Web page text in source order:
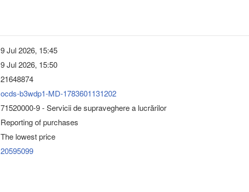
9 Jul 2026, 15:45
9 Jul 2026, 15:50
21648874
ocds-b3wdp1-MD-1783601131202
71520000-9 - Servicii de supraveghere a lucrărilor
Reporting of purchases
The lowest price
20595099